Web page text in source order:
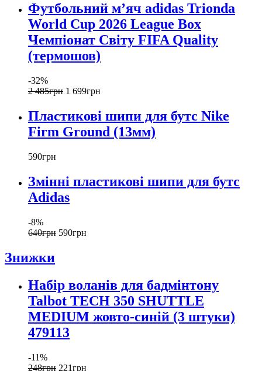
Футбольний м’яч adidas Trionda
World Cup 2026 League Box
Чемпіонат Світу FIFA Quality
(термошов)
-32%
2 485грн 1 699грн
Пластикові шипи для бутс Nike
Firm Ground (13мм)
590грн
Змінні пластикові шипи для бутс
Adidas
-8%
640грн 590грн
Знижки
Набір воланів для бадмінтону
Talbot TECH 350 SHUTTLE
MEDIUM жовто-синій (3 штуки)
479113
-11%
248грн 221грн